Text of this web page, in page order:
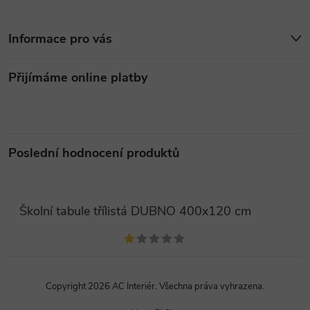
Informace pro vás
Přijímáme online platby
Poslední hodnocení produktů
Školní tabule třílistá DUBNO 400x120 cm
Copyright 2026 AC Interiér. Všechna práva vyhrazena.